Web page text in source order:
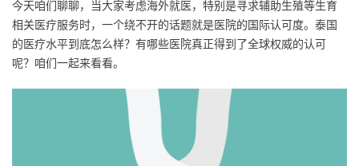
今天咱们聊聊，当大家考虑海外就医，特别是寻求辅助生殖等生育
相关医疗服务时，一个绕不开的话题就是医院的国际认可度。泰国
的医疗水平到底怎么样？有哪些医院真正得到了全球权威的认可
呢？咱们一起来看看。